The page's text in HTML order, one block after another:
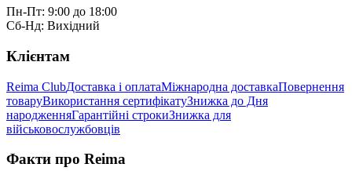
Пн-Пт: 9:00 до 18:00
Сб-Нд: Вихідний
Клієнтам
Reima ClubДоставка і оплатаМіжнародна доставкаПовернення
товаруВикористання сертифікатуЗнижка до Дня
народженняГарантійні строкиЗнижка для
військовослужбовців
Факти про Reima